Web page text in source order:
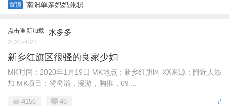
置顶 南阳单亲妈妈兼职
点击重新加载 水多多
2020-4-23
新乡红旗区很骚的良家少妇
MK时间：2020年1月19日 MK地点：新乡红旗区 XX来源：附近人添
加 MK项目：鸳鸯浴，漫游，胸推，69 ...
#
4156 46